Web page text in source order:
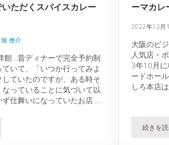
ただくスパイスカレー
僚介
館…昔ディナーで完全予約制
いて、「いつか行ってみよ
ていたのですが、ある時そ
っていることに気づいて以
仕舞いになっていたお店 …
之島洋館｜インスタ映え確実のレトロ洋館でいただくス
ーマカレ
2022年12月
大阪のビ
人気店・
3年10月に
ードホー
しろ本店
続きをボ